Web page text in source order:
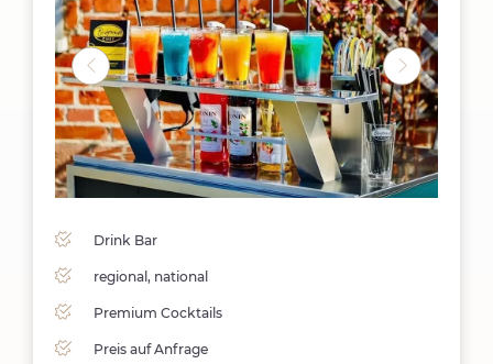
Drink Bar
regional, national
Premium Cocktails
Preis auf Anfrage